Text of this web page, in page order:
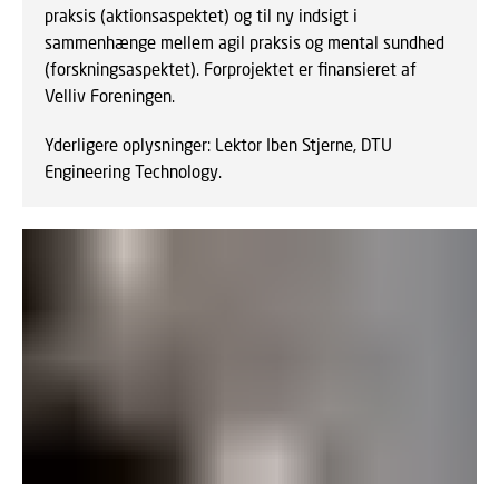
praksis (aktionsaspektet) og til ny indsigt i
sammenhænge mellem agil praksis og mental sundhed
(forskningsaspektet). Forprojektet er finansieret af
Velliv Foreningen.
Yderligere oplysninger: Lektor Iben Stjerne, DTU
Engineering Technology.